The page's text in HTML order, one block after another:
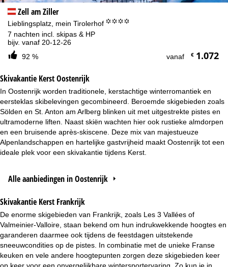
Zell am Ziller
Lieblingsplatz, mein Tirolerhof °°°°
7 nachten incl. skipas & HP
bijv. vanaf 20-12-26
92 %
vanaf €1.072
Skivakantie Kerst Oostenrijk
In Oostenrijk worden traditionele, kerstachtige winterromantiek en
eersteklas skibelevingen gecombineerd. Beroemde skigebieden zoals
Sölden en St. Anton am Arlberg blinken uit met uitgestrekte pistes en
ultramoderne liften. Naast skiën wachten hier ook rustieke almdorpen
en een bruisende après-skiscene. Deze mix van majestueuze
Alpenlandschappen en hartelijke gastvrijheid maakt Oostenrijk tot een
ideale plek voor een skivakantie tijdens Kerst.
Alle aanbiedingen in Oostenrijk
Skivakantie Kerst Frankrijk
De enorme skigebieden van Frankrijk, zoals Les 3 Vallées of
Valmeinier-Valloire, staan bekend om hun indrukwekkende hoogtes en
garanderen daarmee ook tijdens de feestdagen uitstekende
sneeuwcondities op de pistes. In combinatie met de unieke Franse
keuken en vele andere hoogtepunten zorgen deze skigebieden keer